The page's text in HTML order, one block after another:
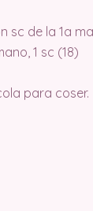
sc de la 1a
1 sc (18)
para coser.